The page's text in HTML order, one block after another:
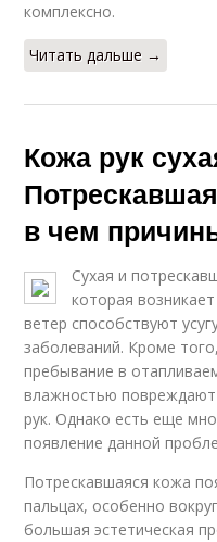
комплексно.
Читать дальше →
Кожа рук
в чем
Сухая и
которая
ветер способствуют
заболеваний. Кроме
пребывание в
влажностью повреждают
рук. Однако есть еще
появление данной
Потрескавшаяся кожа
пальцах, особенно
большая эстетическая